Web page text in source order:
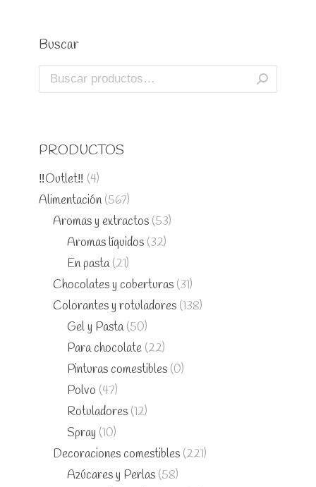
Buscar
PRODUCTOS
‼️Outlet‼️ (4)
Alimentación (567)
Aromas y extractos (53)
Aromas líquidos (32)
En pasta (21)
Chocolates y coberturas (31)
Colorantes y rotuladores (138)
Gel y Pasta (50)
Para chocolate (22)
Pinturas comestibles (0)
Polvo (47)
Rotuladores (12)
Spray (10)
Decoraciones comestibles (221)
Azúcares y Perlas (58)